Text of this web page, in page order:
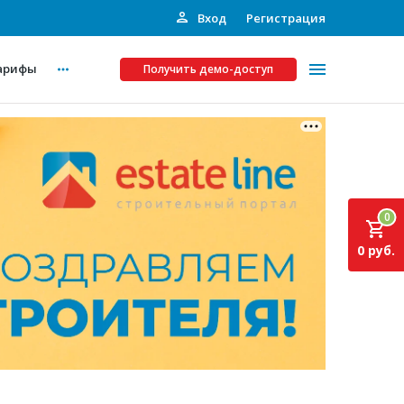
Вход Регистрация
Получить демо-доступ
Платные услуги
Рекламодателям
Инвестпроекты
Подписка на Базу
0
0 руб.